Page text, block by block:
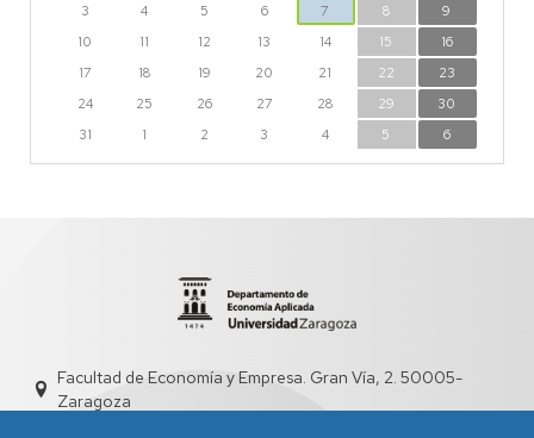
3
4 5 6 7 8
9
10
11 12 13 14 15
16
17
18 19 20 21 22
23
24
25 26 27 28 29
30
31
1 2 3 4 5 6
Facultad de Economía y Empresa. Gran Vía, 2. 50005-
Zaragoza